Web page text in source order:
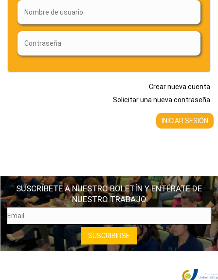
Crear nueva cuenta
Solicitar una nueva contraseña
SUSCRÍBETE A NUESTRO BOLETÍN Y ENTÉRATE DE
NUESTRO TRABAJO